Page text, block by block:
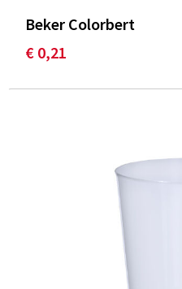
Beker Colorbert
€ 0,21